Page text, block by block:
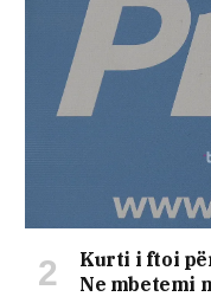
​Kurti i ftoi
Ne mbetemi